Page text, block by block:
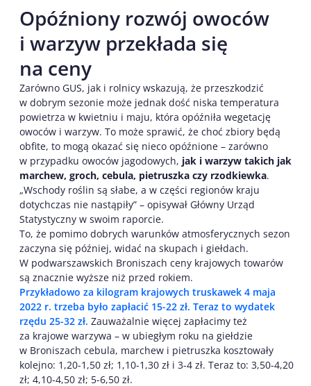
Opóźniony rozwój owoców
i warzyw przekłada się
na ceny
Zarówno GUS, jak i rolnicy wskazują, że przeszkodzić
w dobrym sezonie może jednak dość niska temperatura
powietrza w kwietniu i maju, która opóźniła wegetację
owoców i warzyw. To może sprawić, że choć zbiory będą
obfite, to mogą okazać się nieco opóźnione – zarówno
w przypadku owoców jagodowych, jak i warzyw takich jak
marchew, groch, cebula, pietruszka czy rzodkiewka.
„Wschody roślin są słabe, a w części regionów kraju
dotychczas nie nastąpiły” – opisywał Główny Urząd
Statystyczny w swoim raporcie.
To, że pomimo dobrych warunków atmosferycznych sezon
zaczyna się później, widać na skupach i giełdach.
W podwarszawskich Broniszach ceny krajowych towarów
są znacznie wyższe niż przed rokiem.
Przykładowo za kilogram krajowych truskawek 4 maja
2022 r. trzeba było zapłacić 15-22 zł. Teraz to wydatek
rzędu 25-32 zł. Zauważalnie więcej zapłacimy też
za krajowe warzywa – w ubiegłym roku na giełdzie
w Broniszach cebula, marchew i pietruszka kosztowały
kolejno: 1,20-1,50 zł; 1,10-1,30 zł i 3-4 zł. Teraz to: 3,50-4,20
zł; 4,10-4,50 zł; 5-6,50 zł.